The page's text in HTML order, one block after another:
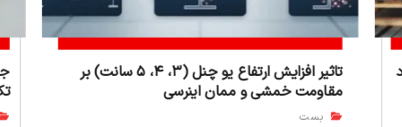
تاثیر افزایش ارتفاع یو چنل (۳، ۴، ۵ سانت) بر
مقاومت خمشی و ممان اینرسی
بست